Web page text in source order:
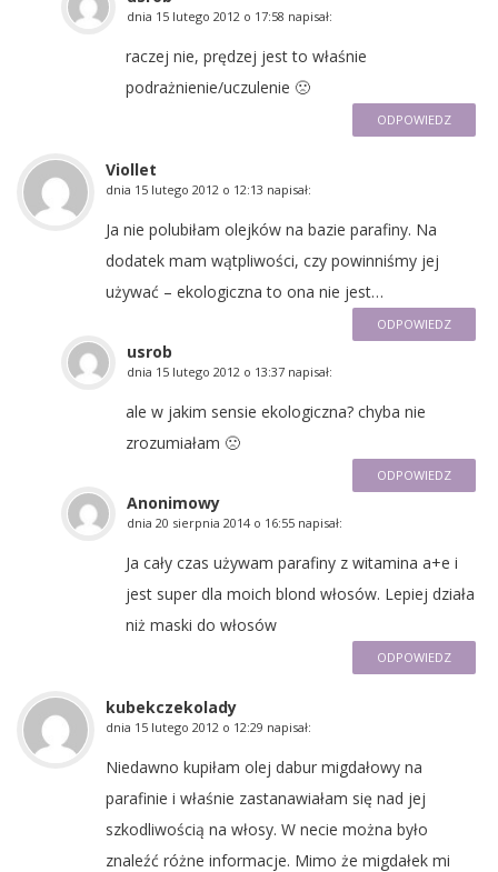
dnia 15 lutego 2012 o 17:58 napisał:
raczej nie, prędzej jest to właśnie
podrażnienie/uczulenie 🙁
ODPOWIEDZ
Viollet
dnia 15 lutego 2012 o 12:13 napisał:
Ja nie polubiłam olejków na bazie parafiny. Na
dodatek mam wątpliwości, czy powinniśmy jej
używać – ekologiczna to ona nie jest…
ODPOWIEDZ
usrob
dnia 15 lutego 2012 o 13:37 napisał:
ale w jakim sensie ekologiczna? chyba nie
zrozumiałam 🙁
ODPOWIEDZ
Anonimowy
dnia 20 sierpnia 2014 o 16:55 napisał:
Ja cały czas używam parafiny z witamina a+e i
jest super dla moich blond włosów. Lepiej działa
niż maski do włosów
ODPOWIEDZ
kubekczekolady
dnia 15 lutego 2012 o 12:29 napisał:
Niedawno kupiłam olej dabur migdałowy na
parafinie i właśnie zastanawiałam się nad jej
szkodliwością na włosy. W necie można było
znaleźć różne informacje. Mimo że migdałek mi